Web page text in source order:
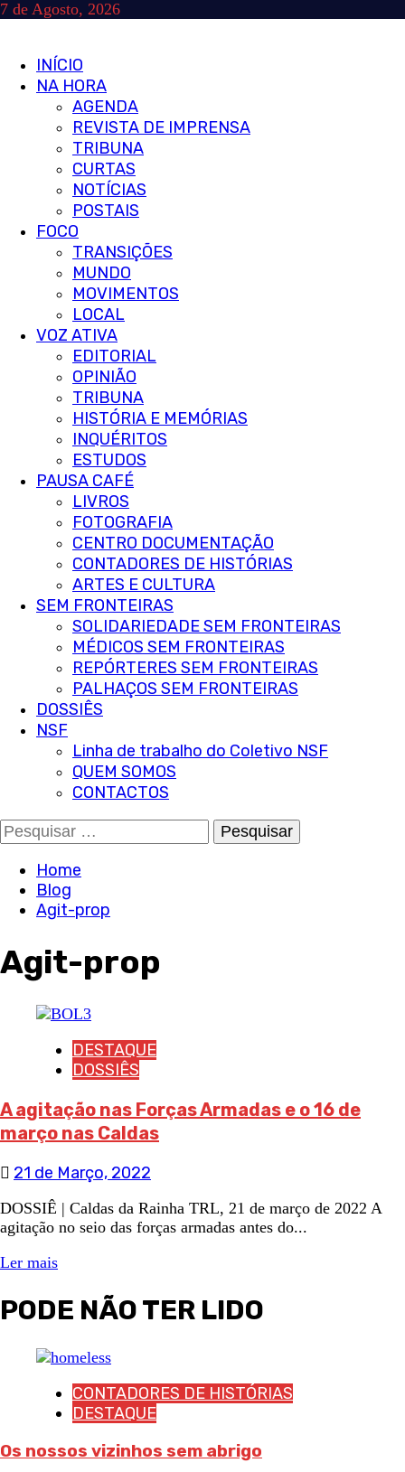
Skip
7 de Agosto, 2026
Primary
Menu
INÍCIO
NA HORA
AGENDA
REVISTA DE IMPRENSA
TRIBUNA
CURTAS
NOTÍCIAS
POSTAIS
FOCO
TRANSIÇÕES
MUNDO
MOVIMENTOS
LOCAL
VOZ ATIVA
EDITORIAL
OPINIÃO
TRIBUNA
HISTÓRIA E MEMÓRIAS
INQUÉRITOS
ESTUDOS
PAUSA CAFÉ
LIVROS
FOTOGRAFIA
CENTRO DOCUMENTAÇÃO
CONTADORES DE HISTÓRIAS
ARTES E CULTURA
SEM FRONTEIRAS
SOLIDARIEDADE SEM FRONTEIRAS
MÉDICOS SEM FRONTEIRAS
REPÓRTERES SEM FRONTEIRAS
PALHAÇOS SEM FRONTEIRAS
DOSSIÊS
NSF
Linha de trabalho do Coletivo NSF
QUEM SOMOS
CONTACTOS
Pesquisar
por:
Home
Blog
Agit-prop
Agit-prop
DESTAQUE
DOSSIÊS
A agitação nas Forças Armadas e o 16 de
março nas Caldas
21 de Março, 2022
DOSSIÊ | Caldas da Rainha TRL, 21 de março de 2022 A
agitação no seio das forças armadas antes do...
Ler mais
PODE NÃO TER LIDO
CONTADORES DE HISTÓRIAS
DESTAQUE
Os nossos vizinhos sem abrigo